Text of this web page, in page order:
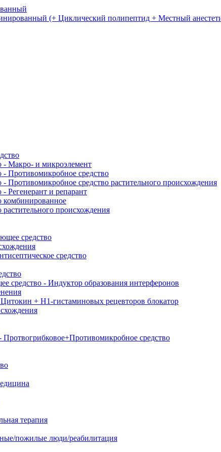
(+ Циклический полипептид + Местный
- Макро- и микроэлемент
Противомикробное средство
Противомикробное средство растительного происхождения
Регенерант и репарант
комбинированное
происхождения
средство
средство
средство - Индуктор образования интерферонов
+ Н1-гистаминовых рецевторов блокатор
средство
терапия
пожилые люди/реабилитация